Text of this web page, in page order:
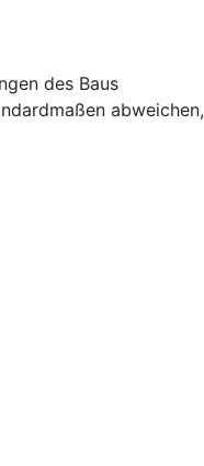
des Baus
abweichen,